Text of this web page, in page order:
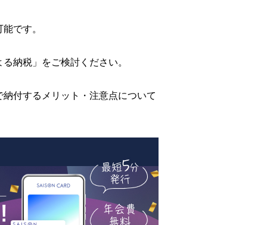
です。
納税」をご検討ください。
付するメリット・注意点について